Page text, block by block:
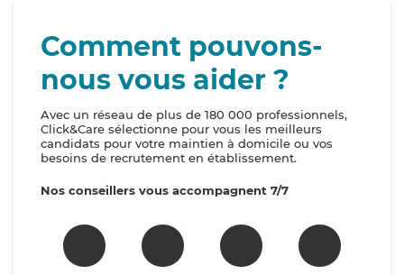
Comment pouvons-
nous vous aider ?
Avec un réseau de plus de 180 000 professionnels,
Click&Care sélectionne pour vous les meilleurs
candidats pour votre maintien à domicile ou vos
besoins de recrutement en établissement.
Nos conseillers vous accompagnent 7/7